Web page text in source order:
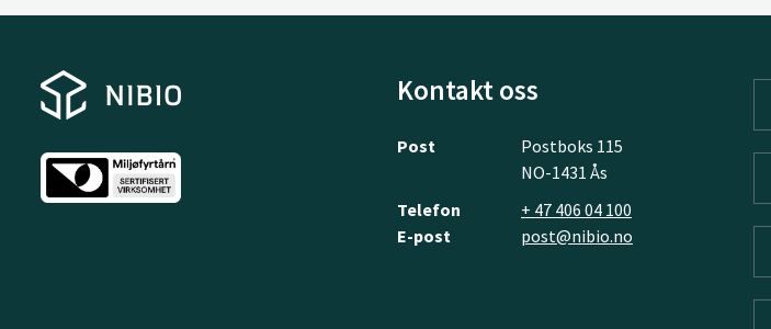
Kontakt oss
Post
Postboks 115
NO-1431 Ås
Telefon
+ 47 406 04 100
E-post
post@nibio.no